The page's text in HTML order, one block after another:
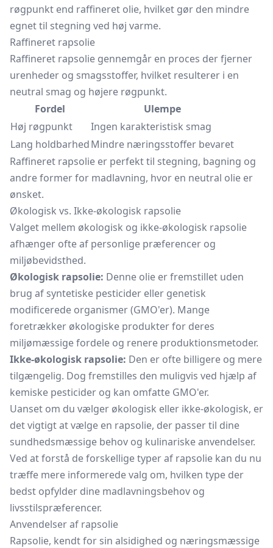
røgpunkt end raffineret olie, hvilket gør den mindre
egnet til stegning ved høj varme.
Raffineret rapsolie
Raffineret rapsolie gennemgår en proces der fjerner
urenheder og smagsstoffer, hvilket resulterer i en
neutral smag og højere røgpunkt.
Fordel
Ulempe
Høj røgpunkt
Ingen karakteristisk smag
Lang holdbarhedMindre næringsstoffer bevaret
Raffineret rapsolie er perfekt til stegning, bagning og
andre former for madlavning, hvor en neutral olie er
ønsket.
Økologisk vs. Ikke-økologisk rapsolie
Valget mellem økologisk og ikke-økologisk rapsolie
afhænger ofte af personlige præferencer og
miljøbevidsthed.
Økologisk rapsolie: Denne olie er fremstillet uden
brug af syntetiske pesticider eller genetisk
modificerede organismer (GMO'er). Mange
foretrækker økologiske produkter for deres
miljømæssige fordele og renere produktionsmetoder.
Ikke-økologisk rapsolie: Den er ofte billigere og mere
tilgængelig. Dog fremstilles den muligvis ved hjælp af
kemiske pesticider og kan omfatte GMO'er.
Uanset om du vælger økologisk eller ikke-økologisk, er
det vigtigt at vælge en rapsolie, der passer til dine
sundhedsmæssige behov og kulinariske anvendelser.
Ved at forstå de forskellige typer af rapsolie kan du nu
træffe mere informerede valg om, hvilken type der
bedst opfylder dine madlavningsbehov og
livsstilspræferencer.
Anvendelser af rapsolie
Rapsolie, kendt for sin alsidighed og næringsmæssige